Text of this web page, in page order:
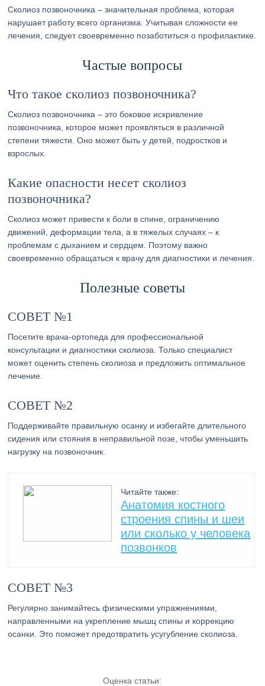
Сколиоз позвоночника – значительная проблема, которая
нарушает работу всего организма. Учитывая сложности ее
лечения, следует своевременно позаботиться о профилактике.
Частые вопросы
Что такое сколиоз позвоночника?
Сколиоз позвоночника – это боковое искривление
позвоночника, которое может проявляться в различной
степени тяжести. Оно может быть у детей, подростков и
взрослых.
Какие опасности несет сколиоз
позвоночника?
Сколиоз может привести к боли в спине, ограничению
движений, деформации тела, а в тяжелых случаях – к
проблемам с дыханием и сердцем. Поэтому важно
своевременно обращаться к врачу для диагностики и лечения.
Полезные советы
СОВЕТ №1
Посетите врача-ортопеда для профессиональной
консультации и диагностики сколиоза. Только специалист
может оценить степень сколиоза и предложить оптимальное
лечение.
СОВЕТ №2
Поддерживайте правильную осанку и избегайте длительного
сидения или стояния в неправильной позе, чтобы уменьшить
нагрузку на позвоночник.
Читайте также:
Анатомия костного
строения спины и шеи
или сколько у человека
позвонков
СОВЕТ №3
Регулярно занимайтесь физическими упражнениями,
направленными на укрепление мышц спины и коррекцию
осанки. Это поможет предотвратить усугубление сколиоза.
Оценка статьи: